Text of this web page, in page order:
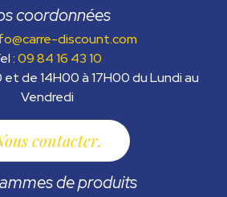
coordonnées
discount.com
:09 84 16 43 10
et de 14H00 à 17H00 du Lundi au
Vendredi
contacter
de produits